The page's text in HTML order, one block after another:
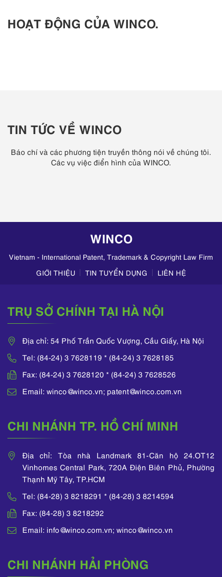
HOẠT ĐỘNG CỦA WINCO.
TIN TỨC VỀ WINCO
Báo chí và các phương tiện truyền thông nói về chúng tôi.
Các vụ việc điển hình của WINCO.
WINCO
Vietnam - International Patent, Trademark & Copyright Law Firm
GIỚI THIỆU
TIN TUYỂN DỤNG LIÊN HỆ
TRỤ SỞ CHÍNH TẠI HÀ NỘI
Địa chỉ: 54 Phố Trần Quốc Vượng, Cầu Giấy, Hà Nội
Tel: (84-24) 3 7628119 * (84-24) 3 7628185
Fax: (84-24) 3 7628120 * (84-24) 3 7628526
Email: winco@winco.vn; patent@winco.com.vn
CHI NHÁNH TP. HỒ CHÍ MINH
Địa chỉ: Tòa nhà Landmark 81-Căn hộ 24.OT12
Vinhomes Central Park, 720A Điện Biên Phủ, Phường
Thạnh Mỹ Tây, TP.HCM
Tel: (84-28) 3 8218291 * (84-28) 3 8214594
Fax: (84-28) 3 8218292
Email: info@winco.com.vn; winco@winco.vn
CHI NHÁNH HẢI PHÒNG